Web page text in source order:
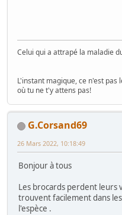
Celui qui a attrapé la maladie
L'instant magique, ce n'est
où tu ne t'y attens pas!
G.Corsand69
26 Mars 2022, 10:18:49
Bonjour à tous
Les brocards perdent leurs
trouvent facilement dans
l'espèce .